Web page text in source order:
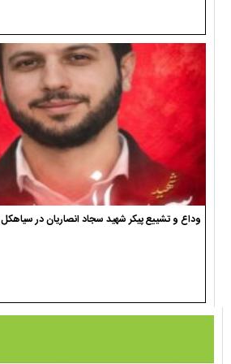
وداع و تشییع پیکر شهید سجاد انصاریان در سیاهکل